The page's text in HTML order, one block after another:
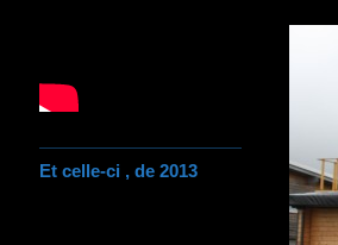
Et celle-ci , de 2013